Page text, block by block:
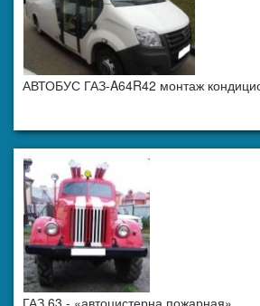
АВТОБУС ГАЗ-A64R42 монтаж
ГАЗ 63 - «автоцистерна пожарная»